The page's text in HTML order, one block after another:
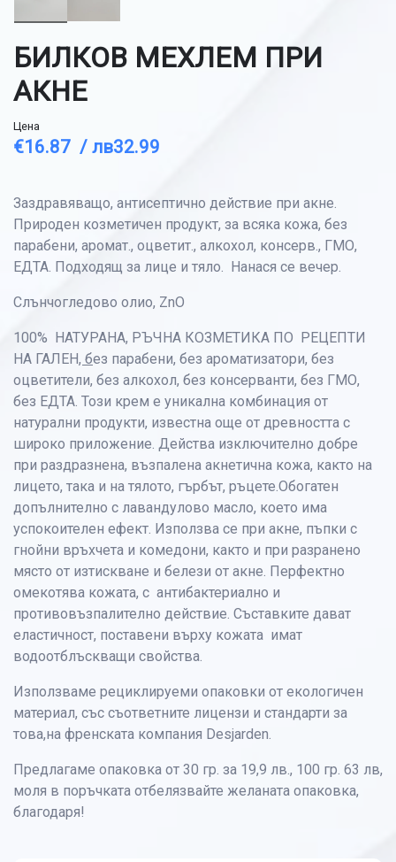
БИЛКОВ МЕХЛЕМ ПРИ
АКНЕ
Цена
€16.87 / лв32.99
Заздравяващо, антисептично действие при акне.
Природен козметичен продукт, за всяка кожа, без
парабени, аромат., оцветит., алкохол, консерв., ГМО,
ЕДТА. Подходящ за лице и тяло. Нанася се вечер.
Слънчогледово олио, ZnO
100% НАТУРАНА, РЪЧНА КОЗМЕТИКА ПО РЕЦЕПТИ
НА ГАЛЕН, без парабени, без ароматизатори, без
оцветители, без алкохол, без консерванти, без ГМО,
без ЕДТА. Този крем е уникална комбинация от
натурални продукти, известна още от древността с
широко приложение. Действа изключително добре
при раздразнена, възпалена акнетична кожа, както на
лицето, така и на тялото, гърбът, ръцете.Обогатен
допълнително с лавандулово масло, което има
успокоителен ефект. Използва се при акне, пъпки с
гнойни връхчета и комедони, както и при разранено
място от изтискване и белези от акне. Перфектно
омекотява кожата, с антибактериално и
противовъзпалително действие. Съставките дават
еластичност, поставени върху кожата имат
водоотблъскващи свойства.
Използваме рециклируеми опаковки от екологичен
материал, със съответните лицензи и стандарти за
това,на френската компания Desjarden.
Предлагаме опаковка от 30 гр. за 19,9 лв., 100 гр. 63 лв,
моля в поръчката отбелязвайте желаната опаковка,
благодаря!